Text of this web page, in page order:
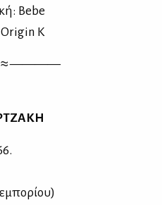
Bebe
Origin K
————